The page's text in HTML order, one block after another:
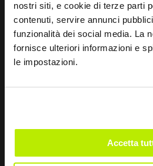
nostri siti, e cookie di terze parti
contenuti, servire annunci
funzionalità dei social media. La
fornisce ulteriori informazioni e
le impostazioni.
Accetta